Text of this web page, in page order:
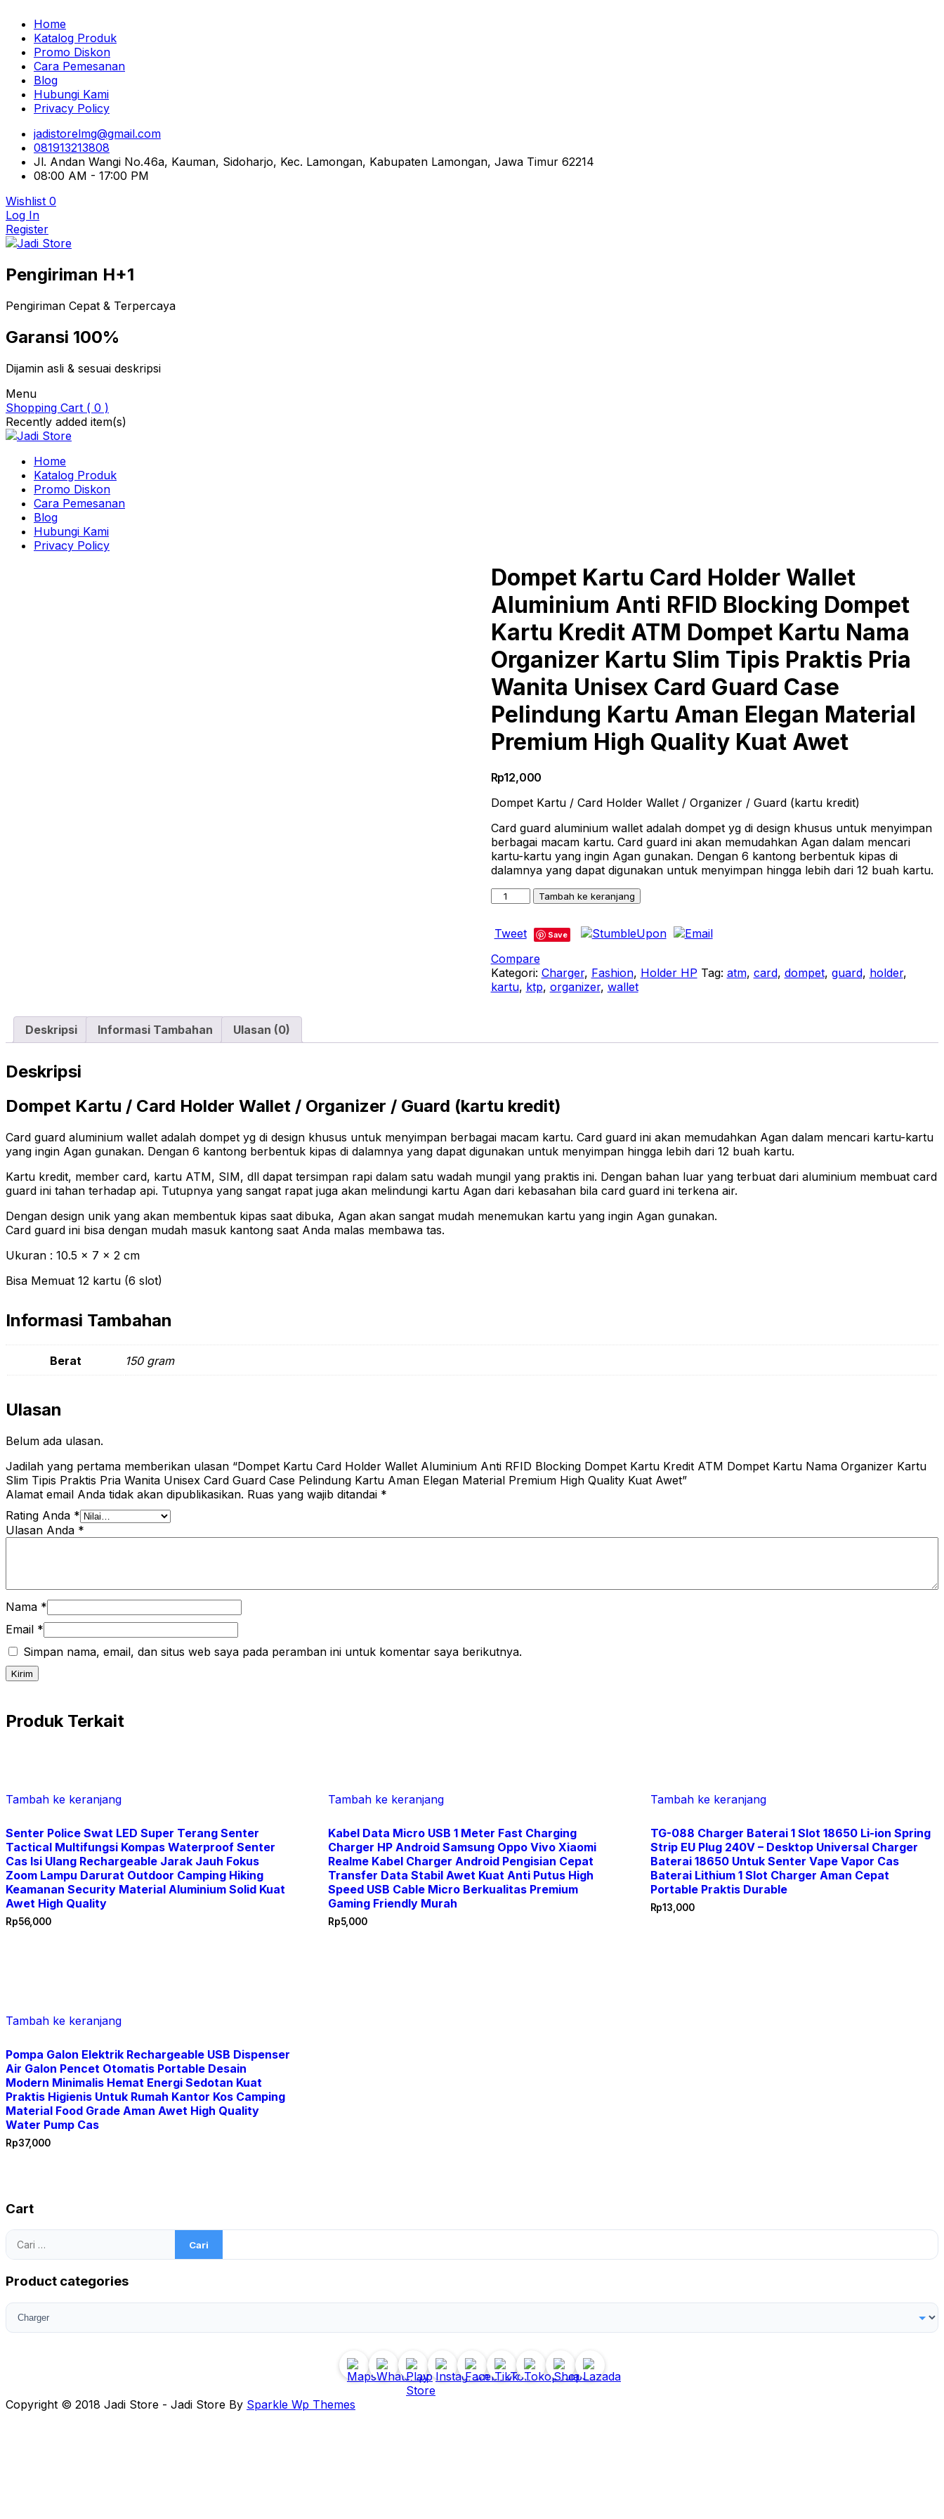
Home
Katalog Produk
Promo Diskon
Cara Pemesanan
Blog
Hubungi Kami
Privacy Policy
jadistorelmg@gmail.com
081913213808
Jl. Andan Wangi No.46a, Kauman, Sidoharjo, Kec. Lamongan, Kabupaten Lamongan, Jawa Timur 62214
08:00 AM - 17:00 PM
Wishlist 0
Log In
Register
Jadi Store
Pusat Aksesoris HP, Komputer & Produk Unik di Lamongan
Pengiriman H+1
Pengiriman Cepat & Terpercaya
Garansi 100%
Dijamin asli & sesuai deskripsi
Menu
Shopping Cart ( 0 )
Recently added item(s)
Home
Katalog Produk
Promo Diskon
Cara Pemesanan
Blog
Hubungi Kami
Privacy Policy
Dompet Kartu Card Holder Wallet
Aluminium Anti RFID Blocking Dompet
Kartu Kredit ATM Dompet Kartu Nama
Organizer Kartu Slim Tipis Praktis Pria
Wanita Unisex Card Guard Case
Pelindung Kartu Aman Elegan Material
Premium High Quality Kuat Awet
Rp12,000
Dompet Kartu / Card Holder Wallet / Organizer / Guard (kartu kredit)
Card guard aluminium wallet adalah dompet yg di design khusus untuk menyimpan
berbagai macam kartu. Card guard ini akan memudahkan Agan dalam mencari
kartu-kartu yang ingin Agan gunakan. Dengan 6 kantong berbentuk kipas di
dalamnya yang dapat digunakan untuk menyimpan hingga lebih dari 12 buah kartu.
Kuantitas
Card
Holder
Wallet
Aluminium
Anti
Kartu
Organizer
Kartu
Tipis
Praktis
Wanita
Material
High
Tambah ke keranjang
Tweet Save
Compare
Kategori: Charger, Fashion, Holder HP Tag: atm, card, dompet, guard, holder,
kartu, ktp, organizer, wallet
Deskripsi Informasi Tambahan Ulasan (0)
Deskripsi
Dompet Kartu / Card Holder Wallet / Organizer / Guard (kartu kredit)
Card guard aluminium wallet adalah dompet yg di design khusus untuk menyimpan berbagai macam kartu. Card guard ini akan memudahkan Agan dalam mencari kartu-kartu
yang ingin Agan gunakan. Dengan 6 kantong berbentuk kipas di dalamnya yang dapat digunakan untuk menyimpan hingga lebih dari 12 buah kartu.
Kartu kredit, member card, kartu ATM, SIM, dll dapat tersimpan rapi dalam satu wadah mungil yang praktis ini. Dengan bahan luar yang terbuat dari aluminium membuat card
guard ini tahan terhadap api. Tutupnya yang sangat rapat juga akan melindungi kartu Agan dari kebasahan bila card guard ini terkena air.
Dengan design unik yang akan membentuk kipas saat dibuka, Agan akan sangat mudah menemukan kartu yang ingin Agan gunakan.
Card guard ini bisa dengan mudah masuk kantong saat Anda malas membawa tas.
Ukuran : 10.5 x 7 x 2 cm
Bisa Memuat 12 kartu (6 slot)
Informasi Tambahan
Berat 150 gram
Ulasan
Belum ada ulasan.
Jadilah yang pertama memberikan ulasan “Dompet Kartu Card Holder Wallet Aluminium Anti RFID Blocking Dompet Kartu Kredit ATM Dompet Kartu Nama Organizer Kartu
Slim Tipis Praktis Pria Wanita Unisex Card Guard Case Pelindung Kartu Aman Elegan Material Premium High Quality Kuat Awet”
Alamat email Anda tidak akan dipublikasikan. Ruas yang wajib ditandai *
Rating Anda *
Ulasan Anda *
Nama *
Email *
Simpan nama, email, dan situs web saya pada peramban ini untuk komentar saya berikutnya.
Produk Terkait
Tambah ke keranjang
Senter Police Swat LED Super Terang Senter
Tactical Multifungsi Kompas Waterproof Senter
Cas Isi Ulang Rechargeable Jarak Jauh Fokus
Zoom Lampu Darurat Outdoor Camping Hiking
Keamanan Security Material Aluminium Solid Kuat
Awet High Quality
Rp56,000
Tambah ke keranjang
Kabel Data Micro USB 1 Meter Fast Charging
Charger HP Android Samsung Oppo Vivo Xiaomi
Realme Kabel Charger Android Pengisian Cepat
Transfer Data Stabil Awet Kuat Anti Putus High
Speed USB Cable Micro Berkualitas Premium
Gaming Friendly Murah
Rp5,000
Tambah ke keranjang
TG-088 Charger Baterai 1 Slot 18650 Li-ion Spring
Strip EU Plug 240V – Desktop Universal Charger
Baterai 18650 Untuk Senter Vape Vapor Cas
Baterai Lithium 1 Slot Charger Aman Cepat
Portable Praktis Durable
Rp13,000
Tambah ke keranjang
Pompa Galon Elektrik Rechargeable USB Dispenser
Air Galon Pencet Otomatis Portable Desain
Modern Minimalis Hemat Energi Sedotan Kuat
Praktis Higienis Untuk Rumah Kantor Kos Camping
Material Food Grade Aman Awet High Quality
Water Pump Cas
Rp37,000
Cart
Cari
untuk:
Product categories
Copyright © 2018 Jadi Store - Jadi Store By Sparkle Wp Themes